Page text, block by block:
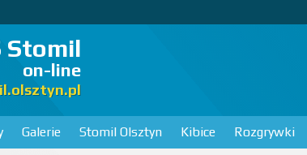
Stomil
on-line
Galerie Stomil Olsztyn Kibice Rozgrywki